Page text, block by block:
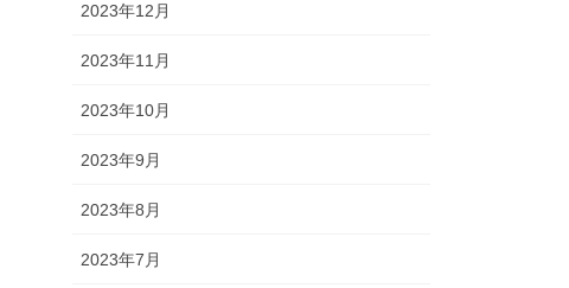
2023年12月
2023年11月
2023年10月
2023年9月
2023年8月
2023年7月